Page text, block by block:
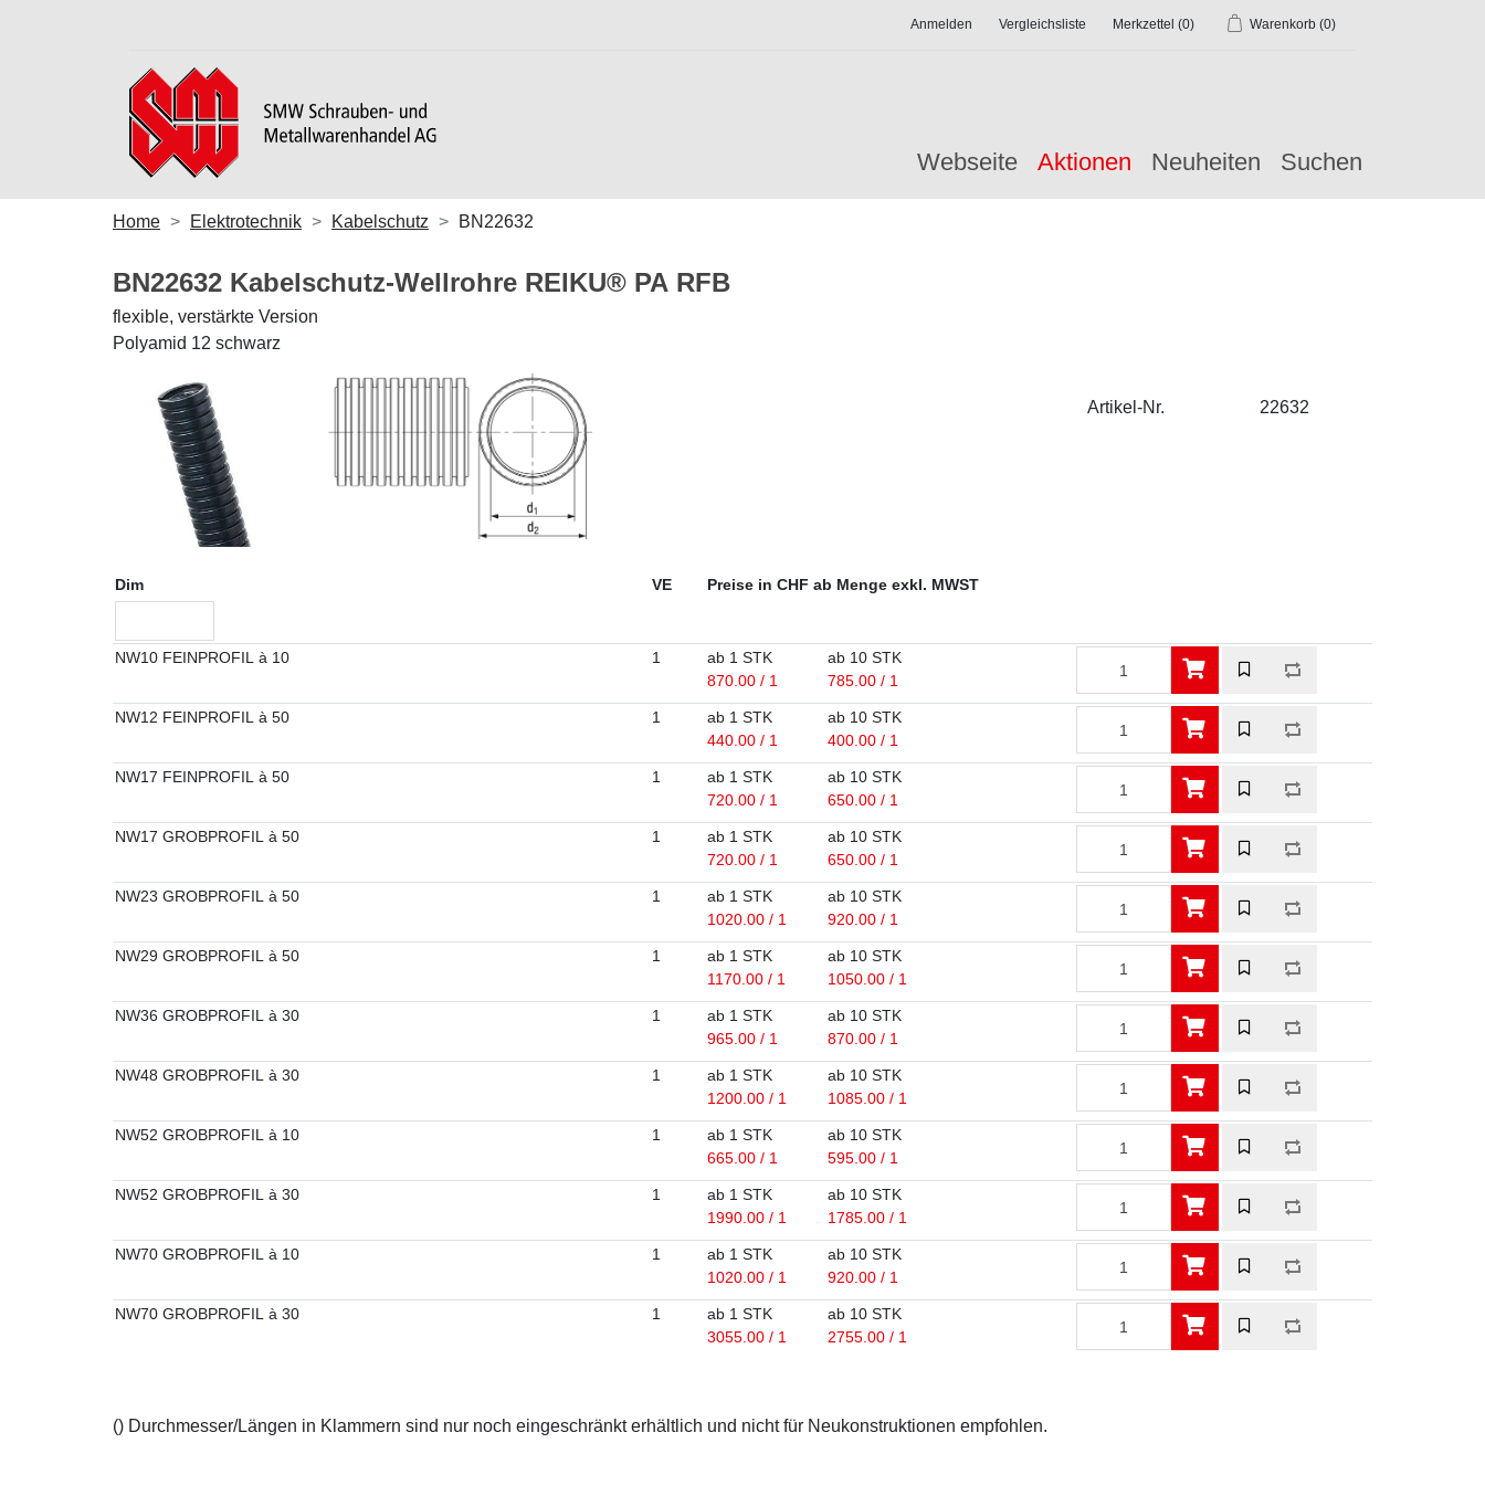
Anmelden Vergleichsliste Merkzettel (0) Warenkorb (0)
Webseite Aktionen Neuheiten Suchen
Home Elektrotechnik Kabelschutz BN22632
BN22632 Kabelschutz-Wellrohre REIKU® PA RFB
flexible, verstärkte Version
Polyamid 12 schwarz
Artikel-Nr. 22632
Dim VE Preise in CHF ab Menge exkl. MWST
NW10 FEINPROFIL à 10 1
ab 1 STK
870.00 / 1
ab 10 STK
785.00 / 1
NW12 FEINPROFIL à 50 1
ab 1 STK
440.00 / 1
ab 10 STK
400.00 / 1
NW17 FEINPROFIL à 50 1
ab 1 STK
720.00 / 1
ab 10 STK
650.00 / 1
NW17 GROBPROFIL à 50 1
ab 1 STK
720.00 / 1
ab 10 STK
650.00 / 1
NW23 GROBPROFIL à 50 1
ab 1 STK
1020.00 / 1
ab 10 STK
920.00 / 1
NW29 GROBPROFIL à 50 1
ab 1 STK
1170.00 / 1
ab 10 STK
1050.00 / 1
NW36 GROBPROFIL à 30 1
ab 1 STK
965.00 / 1
ab 10 STK
870.00 / 1
NW48 GROBPROFIL à 30 1
ab 1 STK
1200.00 / 1
ab 10 STK
1085.00 / 1
NW52 GROBPROFIL à 10 1
ab 1 STK
665.00 / 1
ab 10 STK
595.00 / 1
NW52 GROBPROFIL à 30 1
ab 1 STK
1990.00 / 1
ab 10 STK
1785.00 / 1
NW70 GROBPROFIL à 10 1
ab 1 STK
1020.00 / 1
ab 10 STK
920.00 / 1
NW70 GROBPROFIL à 30 1
ab 1 STK
3055.00 / 1
ab 10 STK
2755.00 / 1
() Durchmesser/Längen in Klammern sind nur noch eingeschränkt erhältlich und nicht für Neukonstruktionen empfohlen.